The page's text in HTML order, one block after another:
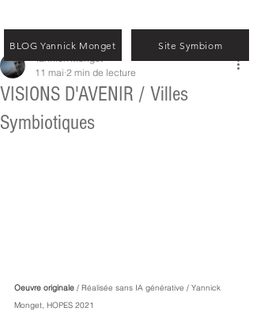
VISIONS D'AVENIR / Villes
Symbiotiques
Yannick Monget
11 mai 2 min de lecture
Oeuvre originale / Réalisée sans IA générative / Yannick
Monget, HOPES 2021
BLOG Yannick Monget Site Symbiom